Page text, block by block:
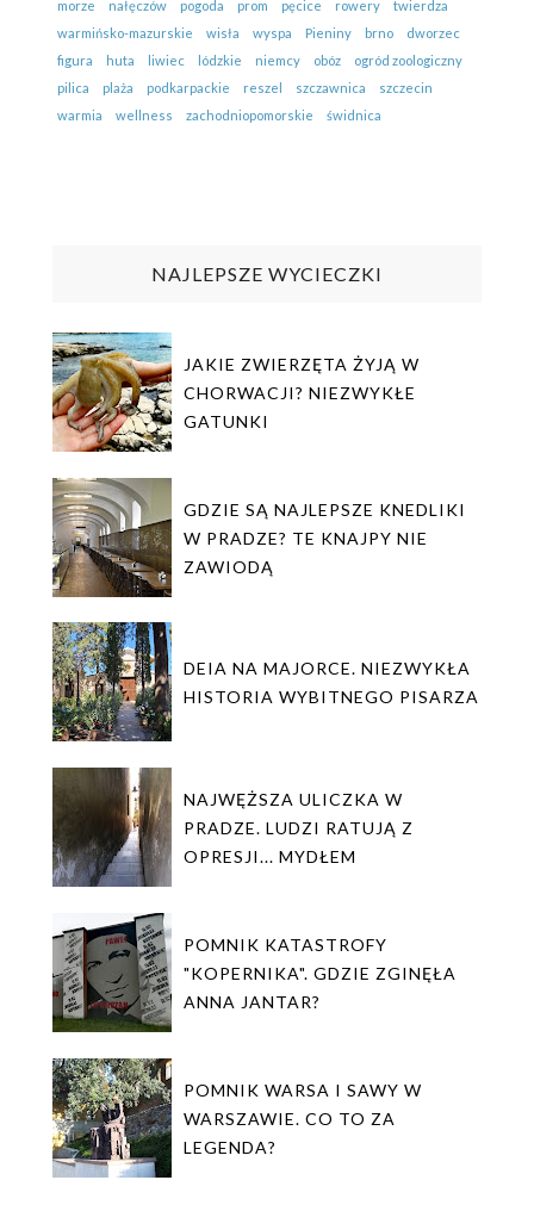
morze
nałęczów pogoda prom pęcice rowery
twierdza
warmińsko-mazurskie
wisła wyspa Pieniny brno
dworzec
figura
huta liwiec lódzkie niemcy obóz
ogród zoologiczny
pilica
plaża podkarpackie reszel szczawnica
szczecin
warmia
wellness zachodniopomorskie świdnica
NAJLEPSZE WYCIECZKI
JAKIE ZWIERZĘTA ŻYJĄ W
CHORWACJI? NIEZWYKŁE
GATUNKI
GDZIE SĄ NAJLEPSZE KNEDLIKI
W PRADZE? TE KNAJPY NIE
ZAWIODĄ
DEIA NA MAJORCE. NIEZWYKŁA
HISTORIA WYBITNEGO PISARZA
NAJWĘŻSZA ULICZKA W
PRADZE. LUDZI RATUJĄ Z
OPRESJI... MYDŁEM
POMNIK KATASTROFY
"KOPERNIKA". GDZIE ZGINĘŁA
ANNA JANTAR?
POMNIK WARSA I SAWY W
WARSZAWIE. CO TO ZA
LEGENDA?